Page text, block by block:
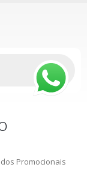
Promocionais